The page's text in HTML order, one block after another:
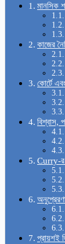
মানসিক
কাজের
কোর্টে
বিশ্বাস,
Curry-র
প্রায়শই